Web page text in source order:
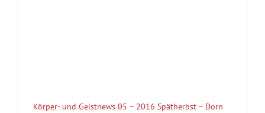
Körper- und Geistnews 05 – 2016 Spätherbst – Dorn